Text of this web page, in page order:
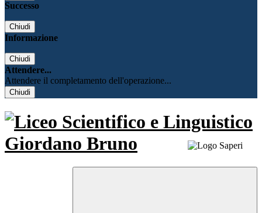
Successo
Chiudi
Informazione
Chiudi
Attendere...
Attendere il completamento dell'operazione...
Chiudi